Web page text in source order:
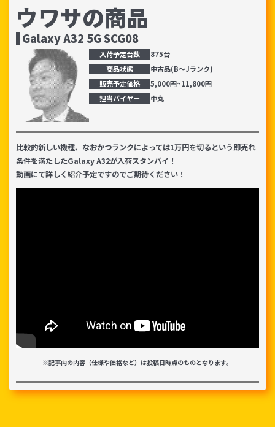
ウワサの商品
Galaxy A32 5G SCG08
入荷予定台数 875台
商品状態 中古品(B～Jランク)
販売予定価格 5,000円~11,800円
担当バイヤー 中丸
比較的新しい機種、なおかつランクによっては1万円を切るという即売れ
条件を満たしたGalaxy A32が入荷スタンバイ！
動画にて詳しく紹介予定ですのでご期待ください！
※記事内の内容（仕様や価格など）は投稿日時点のものとなります。
商品状態の絞り込み
「新品」「未使用」「中古」など
CPU
CPUの絞り込み
OSの絞り込み
メモリ
容量
~
発売日
年 月 から
年 月 まで